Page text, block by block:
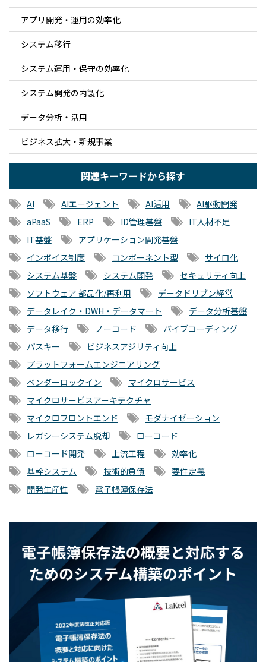
アプリ開発・運用の効率化
システム移行
システム運用・保守の効率化
システム開発の内製化
データ分析・活用
ビジネス拡大・新規事業
関連キーワードから探す
AI AIエージェント AI活用
AI駆動開発
aPaaS
ERP ID管理基盤
IT人材不足
IT基盤
アプリケーション開発基盤
インボイス制度
コンポーネント型
サイロ化
システム基盤
システム開発
セキュリティ向上
ソフトウェア 部品化/再利用
データドリブン経営
データレイク・DWH・データマート
データ分析基盤
データ移行
ノーコード
バイブコーディング
パスキー
ビジネスアジリティ向上
プラットフォームエンジニアリング
ベンダーロックイン
マイクロサービス
マイクロサービスアーキテクチャ
マイクロフロントエンド
モダナイゼーション
レガシーシステム脱却
ローコード
ローコード開発
上流工程
効率化
基幹システム
技術的負債
要件定義
開発生産性
電子帳簿保存法